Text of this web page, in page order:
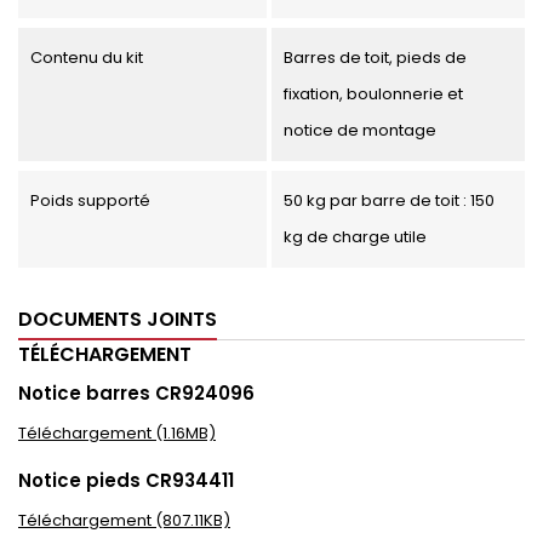
Contenu du kit
Barres de toit, pieds de
fixation, boulonnerie et
notice de montage
Poids supporté
50 kg par barre de toit : 150
kg de charge utile
DOCUMENTS JOINTS
TÉLÉCHARGEMENT
Notice barres CR924096
Téléchargement (1.16MB)
Notice pieds CR934411
Téléchargement (807.11KB)